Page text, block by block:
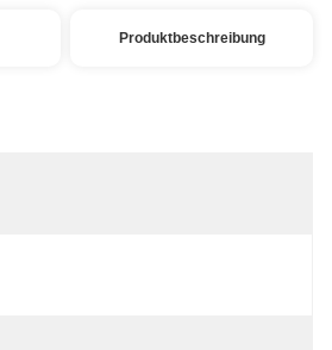
Produktbeschreibung